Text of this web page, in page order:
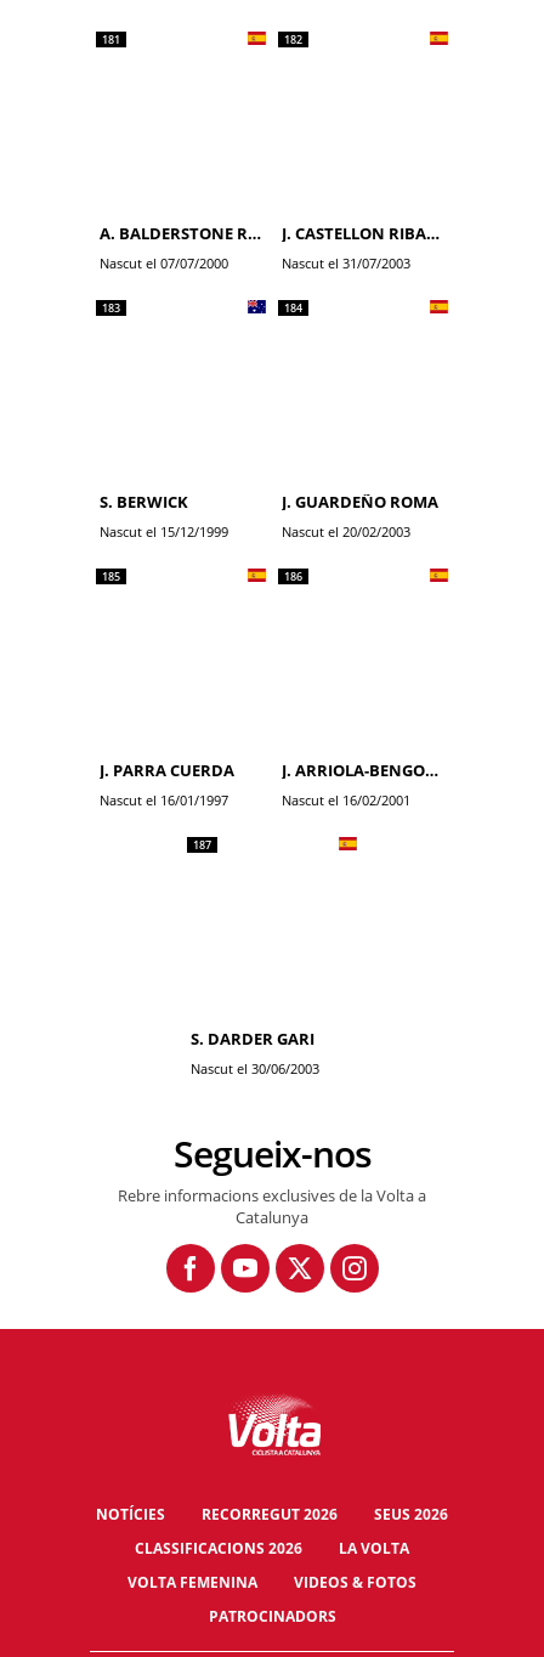
181
A. BALDERSTONE ROUMENS
Nascut el 07/07/2000
182
J. CASTELLON RIBALTA
Nascut el 31/07/2003
183
S. BERWICK
Nascut el 15/12/1999
184
J. GUARDEÑO ROMA
Nascut el 20/02/2003
185
J. PARRA CUERDA
Nascut el 16/01/1997
186
J. ARRIOLA-BENGOA BEITIA
Nascut el 16/02/2001
187
S. DARDER GARI
Nascut el 30/06/2003
Segueix-nos
Rebre informacions exclusives de la Volta a
Catalunya
NOTÍCIES RECORREGUT 2026
SEUS 2026
CLASSIFICACIONS 2026
LA VOLTA
VOLTA FEMENINA
VIDEOS & FOTOS
PATROCINADORS